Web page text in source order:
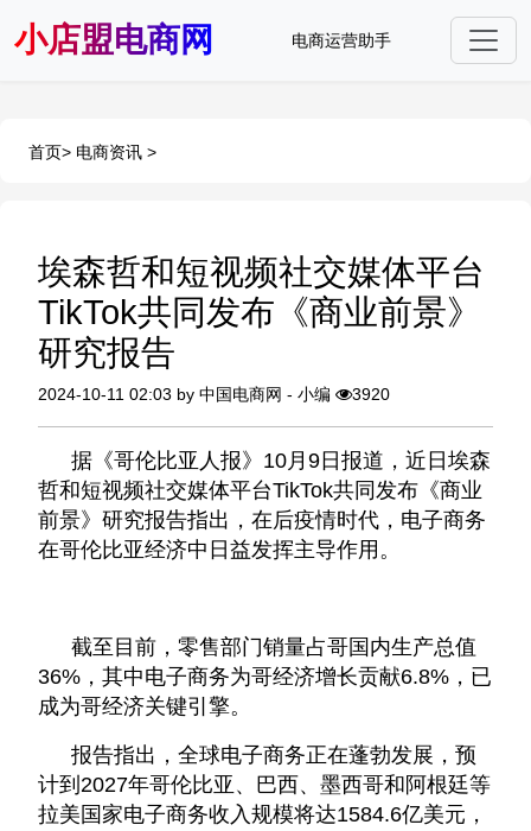
小店盟电商网 电商运营助手
首页> 电商资讯 >
埃森哲和短视频社交媒体平台
TikTok共同发布《商业前景》
研究报告
2024-10-11 02:03 by 中国电商网 - 小编 3920
据《哥伦比亚人报》10月9日报道，近日埃森
哲和短视频社交媒体平台TikTok共同发布《商业
前景》研究报告指出，在后疫情时代，电子商务
在哥伦比亚经济中日益发挥主导作用。
截至目前，零售部门销量占哥国内生产总值
36%，其中电子商务为哥经济增长贡献6.8%，已
成为哥经济关键引擎。
报告指出，全球电子商务正在蓬勃发展，预
计到2027年哥伦比亚、巴西、墨西哥和阿根廷等
拉美国家电子商务收入规模将达1584.6亿美元，